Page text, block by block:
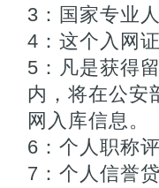
3：国家专业
4：这个入网
5：凡是获得
内，将在公安
网入库信息。
6：个人职称
7：个人信誉